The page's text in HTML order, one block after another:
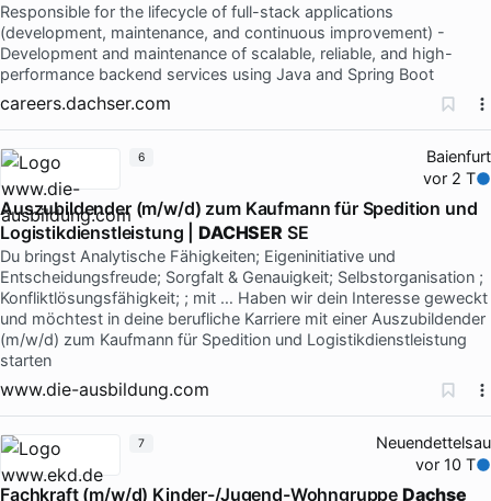
Responsible for the lifecycle of full-stack applications
(development, maintenance, and continuous improvement) -
Development and maintenance of scalable, reliable, and high-
performance backend services using Java and Spring Boot
careers.dachser.com
Baienfurt
vor 2 T
Auszubildender (m/w/d) zum Kaufmann für Spedition und
Logistikdienstleistung | DACHSER SE
Du bringst Analytische Fähigkeiten; Eigeninitiative und
Entscheidungsfreude; Sorgfalt & Genauigkeit; Selbstorganisation ;
Konfliktlösungsfähigkeit; ; mit … Haben wir dein Interesse geweckt
und möchtest in deine berufliche Karriere mit einer Auszubildender
(m/w/d) zum Kaufmann für Spedition und Logistikdienstleistung
starten
www.die-ausbildung.com
6
Neuendettelsau
vor 10 T
Fachkraft (m/w/d) Kinder-/Jugend-Wohngruppe Dachse
7